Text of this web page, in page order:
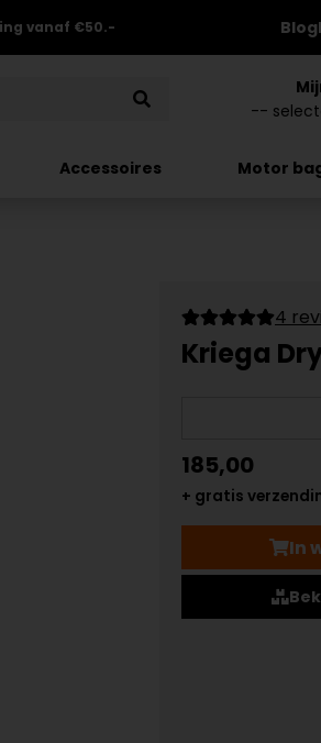
vanaf €50.- Blog
Accessoires Motor
4
Kriega
185,00
+ gratis
In